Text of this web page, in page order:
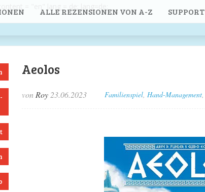
ALLE REZENSIONEN VON A-Z SUPPORT
Aeolos
von Roy 23.06.2023 Familienspiel, Hand-Management,